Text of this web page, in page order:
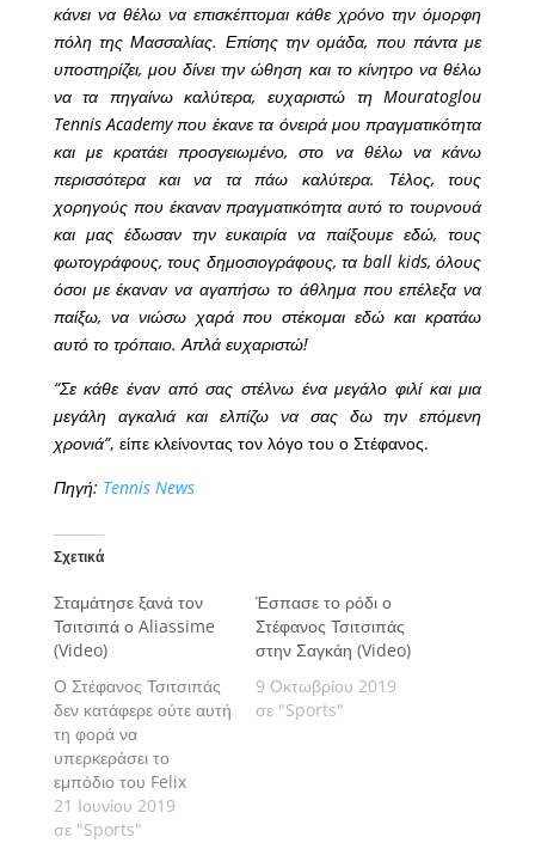
κάνει να θέλω να επισκέπτομαι κάθε χρόνο την όμορφη
πόλη της Μασσαλίας. Επίσης την ομάδα, που πάντα με
υποστηρίζει, μου δίνει την ώθηση και το κίνητρο να θέλω
να τα πηγαίνω καλύτερα, ευχαριστώ τη Mouratoglou
Tennis Academy που έκανε τα όνειρά μου πραγματικότητα
και με κρατάει προσγειωμένο, στο να θέλω να κάνω
περισσότερα και να τα πάω καλύτερα. Τέλος, τους
χορηγούς που έκαναν πραγματικότητα αυτό το τουρνουά
και μας έδωσαν την ευκαιρία να παίξουμε εδώ, τους
φωτογράφους, τους δημοσιογράφους, τα ball kids, όλους
όσοι με έκαναν να αγαπήσω το άθλημα που επέλεξα να
παίξω, να νιώσω χαρά που στέκομαι εδώ και κρατάω
αυτό το τρόπαιο. Απλά ευχαριστώ!
“Σε κάθε έναν από σας στέλνω ένα μεγάλο φιλί και μια
μεγάλη αγκαλιά και ελπίζω να σας δω την επόμενη
χρονιά”, είπε κλείνοντας τον λόγο του ο Στέφανος.
Πηγή: Tennis News
Σχετικά
Σταμάτησε ξανά τον
Τσιτσιπά ο Aliassime
(Video)
Ο Στέφανος Τσιτσιπάς
δεν κατάφερε ούτε αυτή
τη φορά να
υπερκεράσει το
εμπόδιο του Felix
Auger-Aliassime, που
έκανε ένα μεγάλο
21 Ιουνίου 2019
σε "Sports"
Έσπασε το ρόδι ο
Στέφανος Τσιτσιπάς
στην Σαγκάη (Video)
9 Οκτωβρίου 2019
σε "Sports"